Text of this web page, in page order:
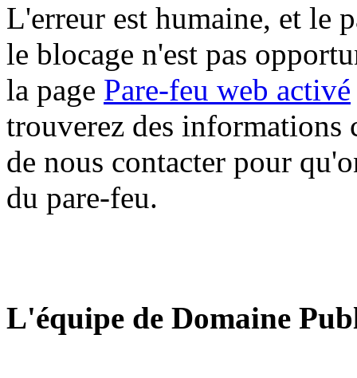
L'erreur est humaine, et le
le blocage n'est pas
la page Pare-feu web activé
trouverez des informations
de nous contacter pour
du pare-feu.
L'équipe de Domaine